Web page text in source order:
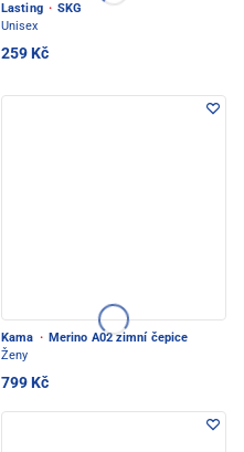
Lasting · SKG
Unisex
259 Kč
Kama · Merino A02 zimní čepice
Ženy
799 Kč